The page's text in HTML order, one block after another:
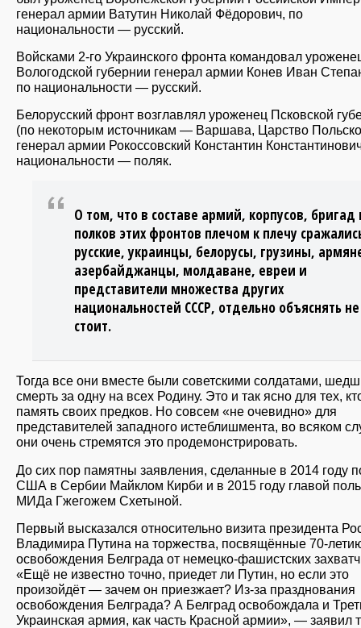
генерал армии Ватутин Николай Фёдорович, по
национальности — русский.
Войсками 2-го Украинского фронта командовал
Вологодской губернии генерал армии Конев Иван
по национальности — русский.
Белорусский фронт возглавлял уроженец Псковской
(по некоторым источникам — Варшава, Царство
генерал армии Рокоссовский Константин
национальности — поляк.
О том, что в составе армий, корпусов, бригад
полков этих фронтов плечом к плечу
русские, украинцы, белорусы, грузины,
азербайджанцы, молдаване, евреи и
представители множества других
национальностей СССР, отдельно объяснять не
стоит.
Тогда все они вместе были советскими солдатами,
смерть за одну на всех Родину. Это и так ясно для тех,
память своих предков. Но совсем «не очевидно» для
представителей западного истеблишмента, во всяком
они очень стремятся это продемонстрировать.
До сих пор памятны заявления, сделанные в 2014 году
США в Сербии Майклом Кирби и в 2015 году главой
МИДа Гжегожем Схетыной.
Первый высказался относительно визита президента
Владимира Путина на торжества, посвящённые 70-
освобождения Белграда от немецко-фашистских
«Ещё не известно точно, приедет ли Путин, но если это
произойдёт — зачем он приезжает? Из-за празднования
освобождения Белграда? А Белград освобождала и
Украинская армия, как часть Красной армии», — заявил